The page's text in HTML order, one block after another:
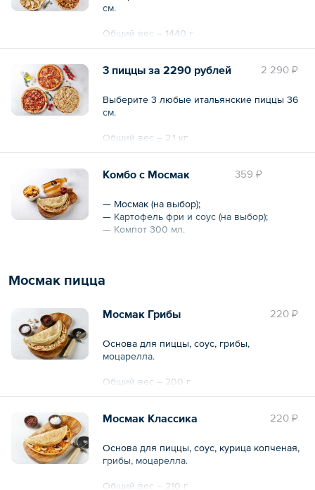
см.
Общий вес – 1440 г
2 290 ₽
3 пиццы за 2290 рублей
Выберите 3 любые итальянские пиццы 36
см.
Общий вес – 2.1 кг
359 ₽
Комбо с Мосмак
— Мосмак (на выбор);
— Картофель фри и соус (на выбор);
— Компот 300 мл.
Мосмак пицца
220 ₽
Мосмак Грибы
Основа для пиццы, соус, грибы,
моцарелла.
Общий вес – 200 г
220 ₽
Мосмак Классика
Основа для пиццы, соус, курица копченая,
грибы, моцарелла.
Общий вес – 210 г